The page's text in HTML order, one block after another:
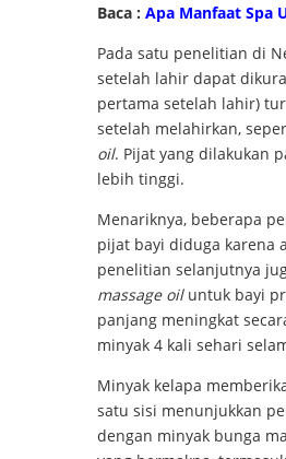
Baca : Apa Manfaat Spa
Pada satu penelitian di
setelah lahir dapat
pertama setelah lahir)
setelah melahirkan,
oil. Pijat yang dilakukan
lebih tinggi.
Menariknya, beberapa
pijat bayi diduga karena
penelitian selanjutnya
massage oil untuk bayi
panjang meningkat
minyak 4 kali sehari
Minyak kelapa
satu sisi menunjukkan
dengan minyak bunga